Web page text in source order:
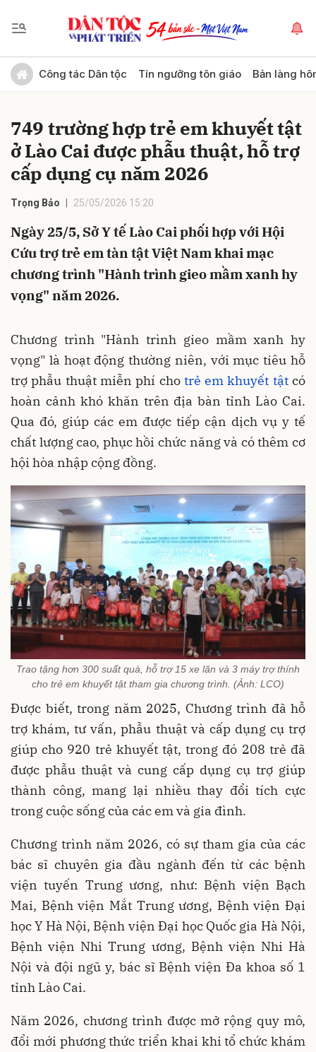
Công tác Dân tộc Tín ngưỡng tôn giáo Bản làng
749 trường hợp trẻ em khuyết tật
ở Lào Cai được phẫu thuật, hỗ trợ
cấp dụng cụ năm 2026
Trọng Bảo 25/05/2026 15:20
Ngày 25/5, Sở Y tế Lào Cai phối hợp với Hội
Cứu trợ trẻ em tàn tật Việt Nam khai mạc
chương trình "Hành trình gieo mầm xanh hy
vọng" năm 2026.
Chương trình "Hành trình gieo mầm xanh hy
vọng" là hoạt động thường niên, với mục tiêu hỗ
trợ phẫu thuật miễn phí cho trẻ em khuyết tậtcó
hoàn cảnh khó khăn trên địa bàn tỉnh Lào Cai.
Qua đó, giúp các em được tiếp cận dịch vụ y tế
chất lượng cao, phục hồi chức năng và có thêm cơ
hội hòa nhập cộng đồng.
Trao tặng hơn 300 suất quà, hỗ trợ 15 xe lăn và 3 máy trợ thính
cho trẻ em khuyết tật tham gia chương trình. (Ảnh: LCO)
Được biết, trong năm 2025, Chương trình đã hỗ
trợ khám, tư vấn, phẫu thuật và cấp dụng cụ trợ
giúp cho 920 trẻ khuyết tật, trong đó 208 trẻ đã
được phẫu thuật và cung cấp dụng cụ trợ giúp
thành công, mang lại nhiều thay đổi tích cực
trong cuộc sống của các em và gia đình.
Chương trình năm 2026, có sự tham gia của các
bác sĩ chuyên gia đầu ngành đến từ các bệnh
viện tuyến Trung ương, như: Bệnh viện Bạch
Mai, Bệnh viện Mắt Trung ương, Bệnh viện Đại
học Y Hà Nội, Bệnh viện Đại học Quốc gia Hà Nội,
Bệnh viện Nhi Trung ương, Bệnh viện Nhi Hà
Nội và đội ngũ y, bác sĩ Bệnh viện Đa khoa số 1
tỉnh Lào Cai.
Năm 2026, chương trình được mở rộng quy mô,
đổi mới phương thức triển khai khi tổ chức khám
Gửi bình luận